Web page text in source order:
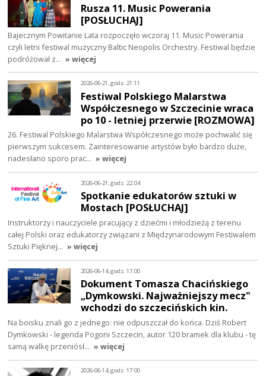
Rusza 11. Music Powerania
[POSŁUCHAJ]
Bajecznym Powitanie Lata rozpoczęło wczoraj 11. Music Powerania
czyli letni festiwal muzyczny Baltic Neopolis Orchestry. Festiwal będzie
podróżował z… » więcej
2026-06-21, godz. 21:11
Festiwal Polskiego Malarstwa
Współczesnego w Szczecinie wraca
po 10 - letniej przerwie [ROZMOWA]
26. Festiwal Polskiego Malarstwa Współczesnego może pochwalić się
pierwszym sukcesem. Zainteresowanie artystów było bardzo duże,
nadesłano sporo prac… » więcej
2026-06-21, godz. 22:04
Spotkanie edukatorów sztuki w
Mostach [POSŁUCHAJ]
Instruktorzy i nauczyciele pracujący z dziećmi i młodzieżą z terenu
całej Polski oraz edukatorzy związani z Międzynarodowym Festiwalem
Sztuki Pięknej… » więcej
2026-06-14, godz. 17:00
Dokument Tomasza Chacińskiego
„Dymkowski. Najważniejszy mecz"
wchodzi do szczecińskich kin.
Na boisku znali go z jednego: nie odpuszczał do końca. Dziś Robert
Dymkowski - legenda Pogoni Szczecin, autor 120 bramek dla klubu - tę
samą walkę przeniósł… » więcej
2026-06-14, godz. 17:00